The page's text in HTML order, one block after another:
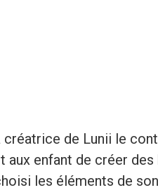
de Lunii le
aux enfant de créer
les éléments de